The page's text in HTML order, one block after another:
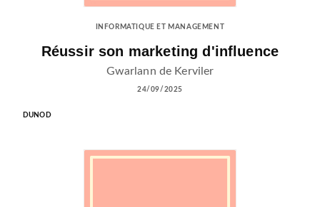
INFORMATIQUE ET MANAGEMENT
Réussir son marketing d'influence
Gwarlann de Kerviler
24/09/2025
DUNOD